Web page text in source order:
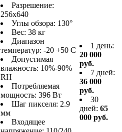
Разрешение:
256х640
Углы обзора: 130°
Вес: 38 кг
Диапазон
температур: -20 +50 C
Допустимая
влажность: 10%-90%
RH
Потребляемая
мощность: 396 Вт
Шаг пикселя: 2.9
мм
Входящее
1 день:
20 000
руб.
7 дней:
36 000
руб.
30
дней: 65
000 руб.